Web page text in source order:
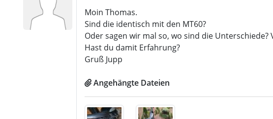
Moin Thomas.
Sind die identisch mit den MT60?
Oder sagen wir mal so, wo sind die
Hast du damit Erfahrung?
Gruß Jupp
Angehängte Dateien